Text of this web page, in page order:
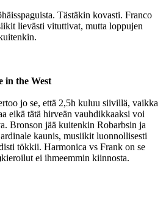
Tästäkin kovasti. Franco
lievästi vituttivat, mutta loppujen
in the West
jo se, että 2,5h kuluu siivillä, vaikka
eikä tätä hirveän vauhdikkaaksi voi
Bronson jää kuitenkin Robarbsin ja
kaunis, musiikit luonnollisesti
tökkii. Harmonica vs Frank on se
ei ihmeemmin kiinnosta.